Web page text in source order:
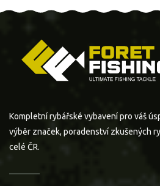
Kompletní rybářské vybavení pro váš
výběr značek, poradenství zkušených
celé ČR.